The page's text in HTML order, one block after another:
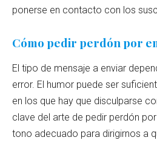
ponerse en contacto con los
Cómo pedir perdón por
El tipo de mensaje a enviar
error. El humor puede ser
en los que hay que disculparse
clave del arte de pedir perdón
tono adecuado para dirigirnos a